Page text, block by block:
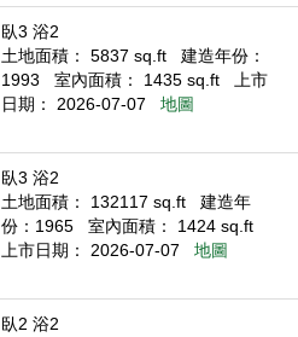
臥3 浴2
土地面積： 5837 sq.ft
建造年份：
1993
室內面積： 1435 sq.ft
上市
日期： 2026-07-07
地圖
臥3 浴2
土地面積： 132117 sq.ft
建造年
份：1965
室內面積： 1424 sq.ft
上市日期： 2026-07-07
地圖
臥2 浴2